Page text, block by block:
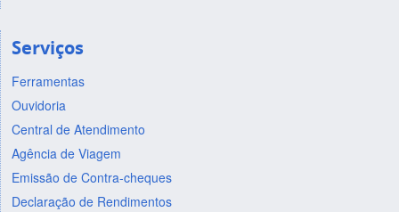
Serviços
Ferramentas
Ouvidoria
Central de Atendimento
Agência de Viagem
Emissão de Contra-cheques
Declaração de Rendimentos